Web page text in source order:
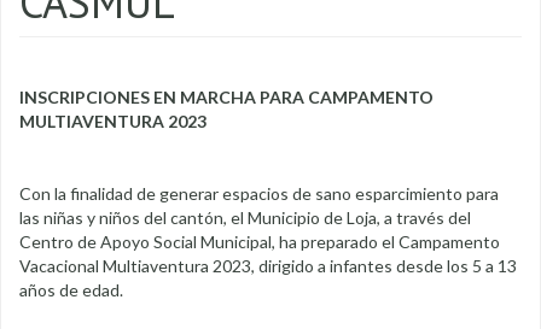
INSCRIPCIONES EN MARCHA PARA CAMPAMENTO
MULTIAVENTURA 2023
Con la finalidad de generar espacios de sano esparcimiento para
las niñas y niños del cantón, el Municipio de Loja, a través del
Centro de Apoyo Social Municipal, ha preparado el Campamento
Vacacional Multiaventura 2023, dirigido a infantes desde los 5 a 13
años de edad.